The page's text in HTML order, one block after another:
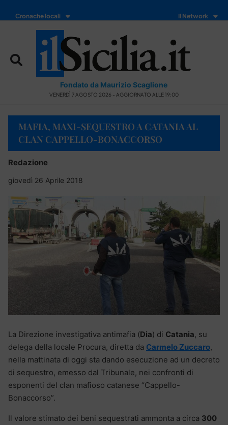
Cronache locali Il Network
Fondato da Maurizio Scaglione
VENERDÌ 7 AGOSTO 2026 - AGGIORNATO ALLE 19:00
MAFIA, MAXI-SEQUESTRO A CATANIA AL
CLAN CAPPELLO-BONACCORSO
Redazione
giovedì 26 Aprile 2018
La Direzione investigativa antimafia (Dia) di Catania, su
delega della locale Procura, diretta da Carmelo Zuccaro,
nella mattinata di oggi sta dando esecuzione ad un decreto
di sequestro, emesso dal Tribunale, nei confronti di
esponenti del clan mafioso catanese “Cappello-
Bonaccorso”.
Il valore stimato dei beni sequestrati ammonta a circa 300